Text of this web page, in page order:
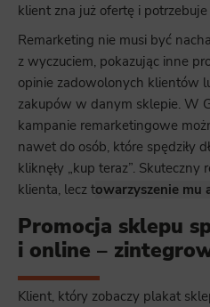
klient zna już ofertę i
Remarketing nie musi być
z wyczuciem, pokazując inne
opinie zadowolonych klientów
zakupów w danym sklepie. W
kampanie remarketingowe
nawet do osób, które spędziły
kliknęły „kup teraz”.
klienta, lecz towarzyszenie mu
Promocja sklepu
i online –
Klient, który zobaczy plakat